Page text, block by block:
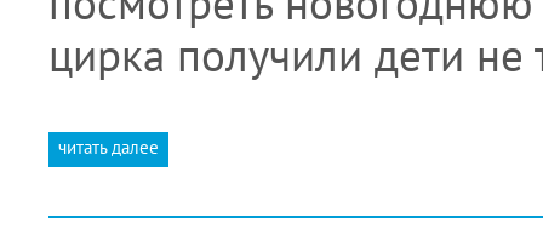
цирка получили дети не
читать далее